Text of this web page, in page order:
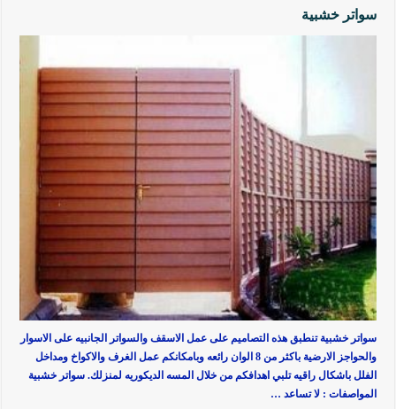
سواتر خشبية
سواتر خشبية تنطبق هذه التصاميم على عمل الاسقف والسواتر الجانبيه على الاسوار
والحواجز الارضية باكثر من 8 الوان رائعه وبامكانكم عمل الغرف والاكواخ ومداخل
الفلل باشكال راقيه تلبي اهدافكم من خلال المسه الديكوريه لمنزلك. سواتر خشبية
المواصفات : لا تساعد …